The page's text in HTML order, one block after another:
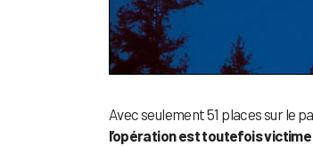
Avec seulement 51 places sur le
l’opération est toutefois